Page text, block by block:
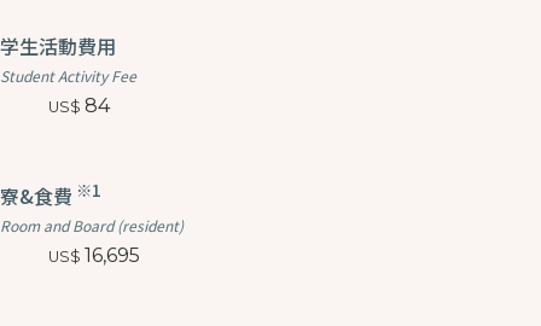
学生活動費用
Student Activity Fee
84
寮&食費 ※1
Room and Board (resident)
16,695